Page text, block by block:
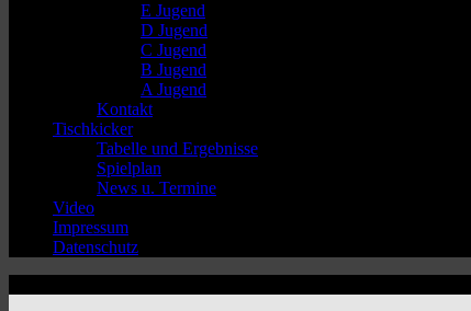
E Jugend
D Jugend
C Jugend
B Jugend
A Jugend
Kontakt
Tischkicker
Tabelle und Ergebnisse
Spielplan
News u. Termine
Video
Impressum
Datenschutz